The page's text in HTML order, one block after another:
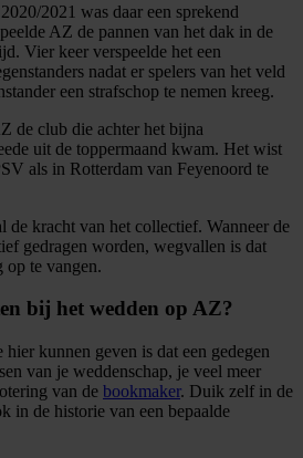
2021 was daar een sprekend
AZ de pannen van het dak in de
Vier keer verspeelde het een
nadat er spelers van het veld
een strafschop te nemen kreeg.
de club die achter het bijna
uit de toppermaand kwam. Het wist
als in Rotterdam van Feyenoord te
de kracht van het collectief. Wanneer de
gedragen worden, wegvallen is dat
op te vangen.
bij het wedden op AZ?
kunnen geven is dat een gedegen
van je weddenschap, je veel meer
van de bookmaker. Duik zelf in de
in de historie van een bepaalde